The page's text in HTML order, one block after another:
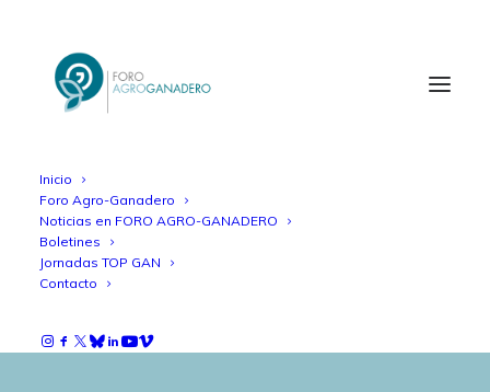
Inicio
Foro Agro-Ganadero
Noticias en FORO AGRO-GANADERO
Boletines
Jornadas TOP GAN
Contacto